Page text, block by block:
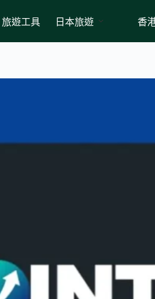
旅遊工具 日本旅遊 香